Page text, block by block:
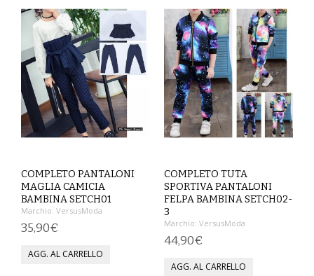
CAPISPALLA
CARNEVALE
COSTUMI E COPRICOSTUMI
GONNE
SCARPE
TAGLIE FORTI
COMPLETO PANTALONI
MAGLIA CAMICIA
BAMBINA SETCH01
Marchio: VersusModa
35,90€
COMPLETO TUTA
SPORTIVA PANTALONI
FELPA BAMBINA SETCH02-
3
Marchio: VersusModa
44,90€